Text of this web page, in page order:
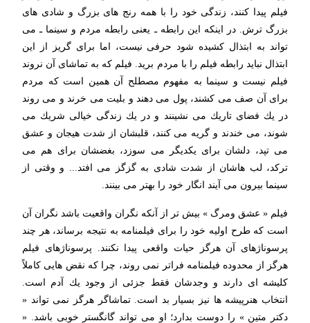
فیلم پیدا كنند، زندگی خود را با همه رنج های بزرگ و شادی های
بزرگ ترش. در اینكه این رابطه ـ یعنی رابطه مردم و سینما ـ می
تواند به ابتذال كشیده شود حرفی نیست، اما برای گریز از این
ابتذال نباید رابطه فیلم را با مردم برید. فیلم كه به تماشای آن نروند
فیلم نیست و سینما به مفهوم مصطلح آن همین است كه مردم
برای آن صف می كشند، پول می دهند و بلیت می خرند و می روند
در یك فضای تاریك می نشینند و در یك زندگی خیالی شریك می
شوند، می خندند و گریه می كنند، قلبشان از شدت هیجان و عشق
می تپد، دلشان برای یكدیگر می سوزد، بغضشان برای هم می
تركد، لب هاشان از شدت شادی به گزگز می افتد... و وقتی از
سینما بیرون می آیند انگار خود را بهتر می بینند.
فیلم « عشق ومرگ » بیش تر از آنكه نگران واقعیت باشد نگران آن
است كه طرح اولیه خود را برای فیلمنامه به نتیجه برساند، هر چند
پرسوناژهای آن هرگز حیات واقعی پیدا نكنند. پرسوناژهای فیلم
هرگز از محدوده فیلمنامه فراتر نمی روند، چرا كه نقض هایی كاملاً
كلیشه ای دارند و وجدشان فقط جزئی از وجود یك آدم است.
انتخاب هنرپیشه ها نیز بسیار بد است. تماشاگر هرگز نمی تواند «
دكتر متین » را دوست بدارد؛ او می تواند گانگستر خوبی باشد. «